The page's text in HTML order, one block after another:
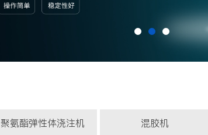
聚氨酯弹性体浇注机 混胶机